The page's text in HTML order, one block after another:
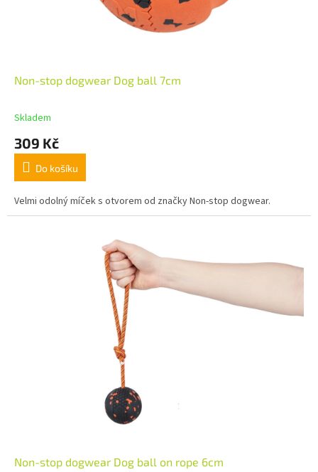
Non-stop dogwear Dog ball 7cm
Skladem
309 Kč
Do košíku
Velmi odolný míček s otvorem od značky Non-stop dogwear.
Non-stop dogwear Dog ball on rope 6cm